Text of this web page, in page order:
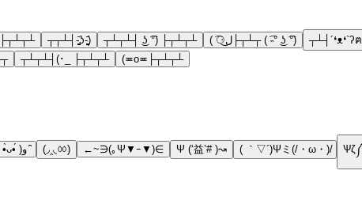
┬┬┴┤-̥̥̥̥̥̥̥̥̥̥̥̥̥̥̥̥̥̥̥̥̥̥̥̥̥᷄ʖ-̥̥̥̥̥̥̥̥̥̥̥̥̥̥̥̥̥̥̥̥̥̥̥̥̥᷄) ┬┴┬┴┤ ͜ʖ ͡°) ├┬┴┬┴ ( ͡⚆ل͜├┬┴┬ ( ͡˵° ͜ʖ ͡°) ┬┴┤´❛ᴥ❛`ʔฅ
┬┴┬┴┤(･_ ├┬┴┬┴ (≖o≖├┬┴┬┴
( •̀ᴗ•́ )و ̑̑ (◞‸◟ㆀ) ←~∋(｡Ψ▼ｰ▼)∈ Ψ (‘益’# )↝ ( ｀▽´)Ψミ(/・ω・)/